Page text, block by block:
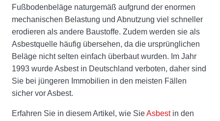
Fußbodenbeläge naturgemäß aufgrund der enormen
mechanischen Belastung und Abnutzung viel schneller
erodieren als andere Baustoffe. Zudem werden sie als
Asbestquelle häufig übersehen, da die ursprünglichen
Beläge nicht selten einfach überbaut wurden. Im Jahr
1993 wurde Asbest in Deutschland verboten, daher sind
Sie bei jüngeren Immobilien in den meisten Fällen
sicher vor Asbest.
Erfahren Sie in diesem Artikel, wie SieAsbestin den